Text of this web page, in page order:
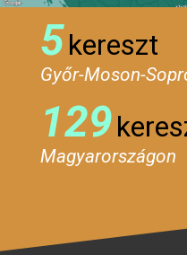
5kereszt
Győr-Moson-
129
Magyarországon